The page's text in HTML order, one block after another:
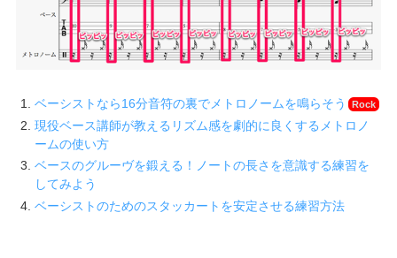
ベーシストなら16分音符の裏でメトロノームを鳴らそう Rock
現役ベース講師が教えるリズム感を劇的に良くするメトロノ
ームの使い方
ベースのグルーヴを鍛える！ノートの長さを意識する練習を
してみよう
ベーシストのためのスタッカートを安定させる練習方法